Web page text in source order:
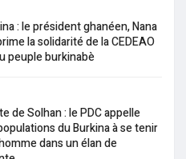
: le président ghanéen, Nana
la solidarité de la CEDEAO
peuple burkinabè
de Solhan : le PDC appelle
du Burkina à se tenir
dans un élan de